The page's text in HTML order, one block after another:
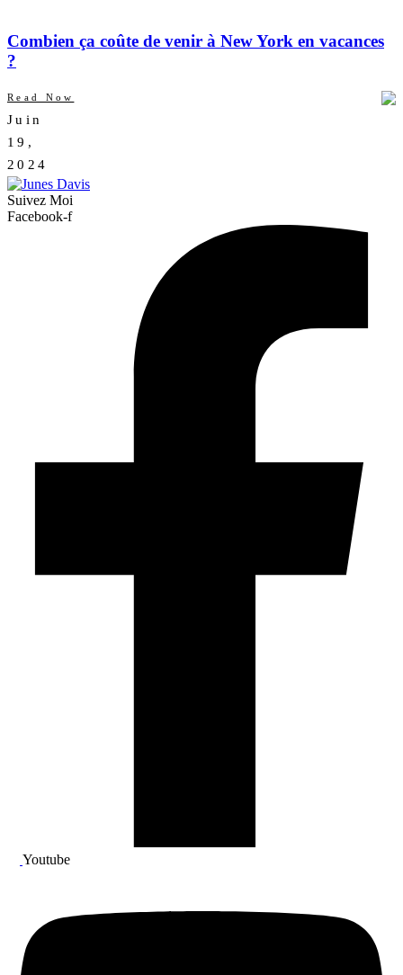
Combien ça coûte de venir à New York en vacances
?
Read Now
Juin
19,
2024
Suivez Moi
Facebook-f
Youtube